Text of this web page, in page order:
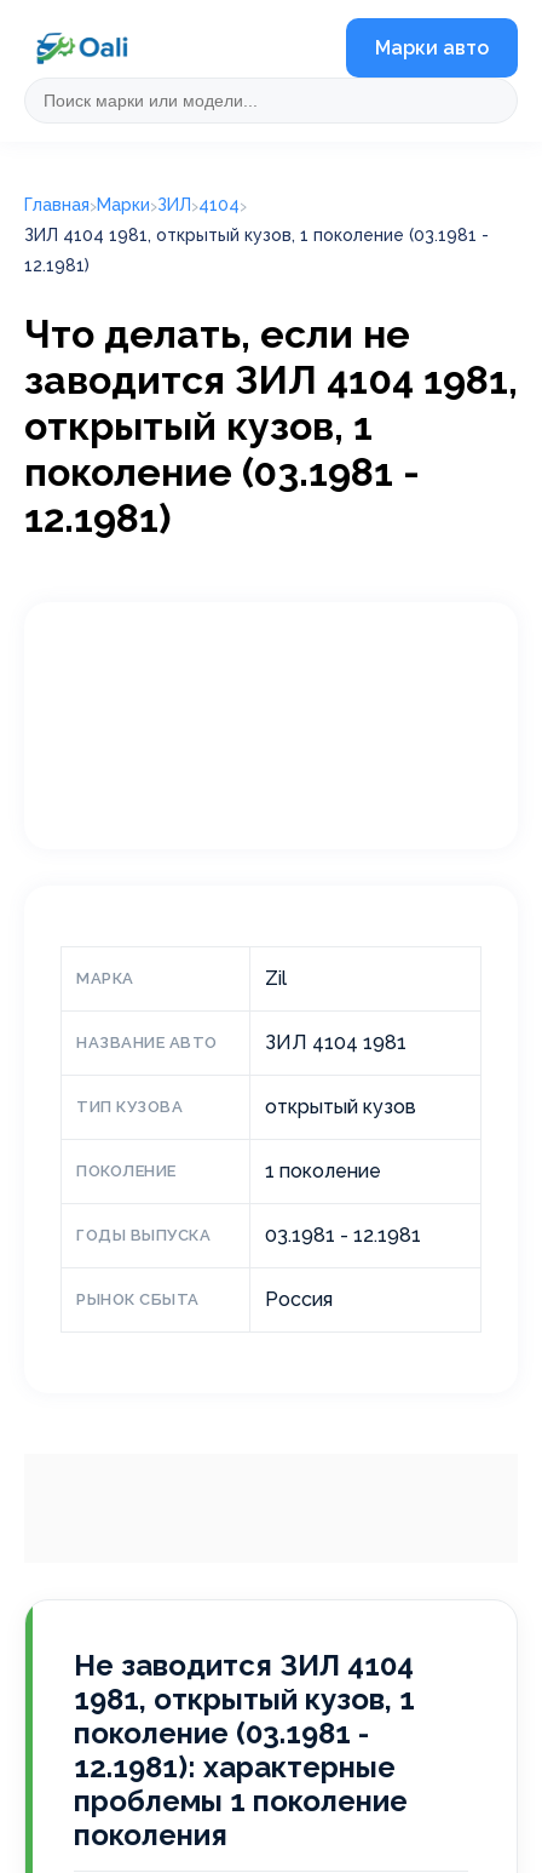
Марки авто
Главная Марки ЗИЛ 4104
ЗИЛ 4104 1981, открытый кузов, 1 поколение (03.1981 -
12.1981)
Что делать, если не
заводится ЗИЛ 4104 1981,
открытый кузов, 1
поколение (03.1981 -
12.1981)
МАРКА Zil
НАЗВАНИЕ АВТО ЗИЛ 4104 1981
ТИП КУЗОВА открытый кузов
ПОКОЛЕНИЕ 1 поколение
ГОДЫ ВЫПУСКА 03.1981 - 12.1981
РЫНОК СБЫТА Россия
Не заводится ЗИЛ 4104
1981, открытый кузов, 1
поколение (03.1981 -
12.1981): характерные
проблемы 1 поколение
поколения